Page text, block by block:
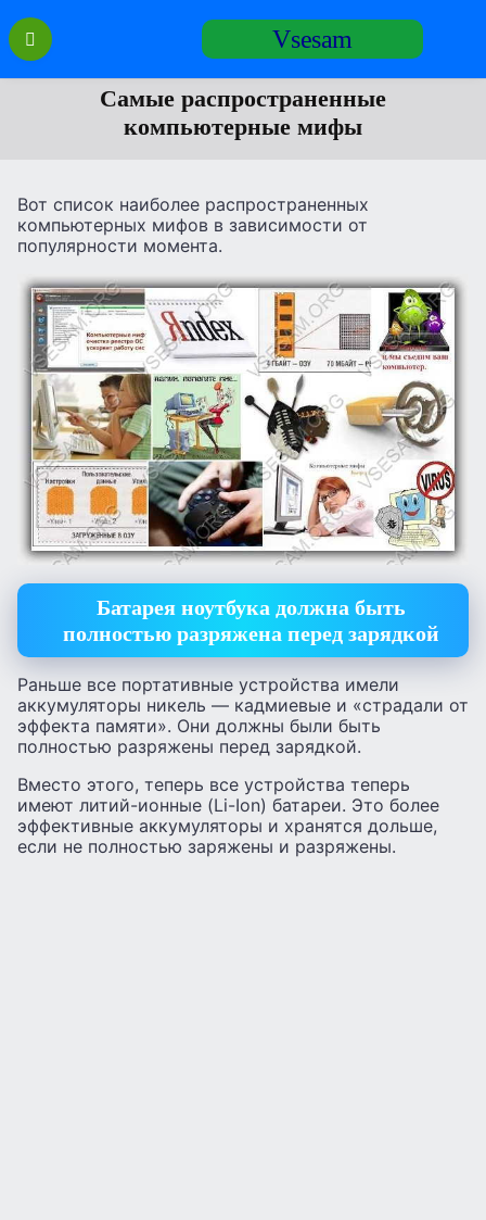
Перейти
содержанию
Vsesam
Самые распространенные
компьютерные мифы
Вот список наиболее распространенных
компьютерных мифов в зависимости от
популярности момента.
Батарея ноутбука должна быть
полностью разряжена перед зарядкой
Раньше все портативные устройства имели
аккумуляторы никель — кадмиевые и «страдали от
эффекта памяти». Они должны были быть
полностью разряжены перед зарядкой.
Вместо этого, теперь все устройства теперь
имеют литий-ионные (Li-Ion) батареи. Это более
эффективные аккумуляторы и хранятся дольше,
если не полностью заряжены и разряжены.